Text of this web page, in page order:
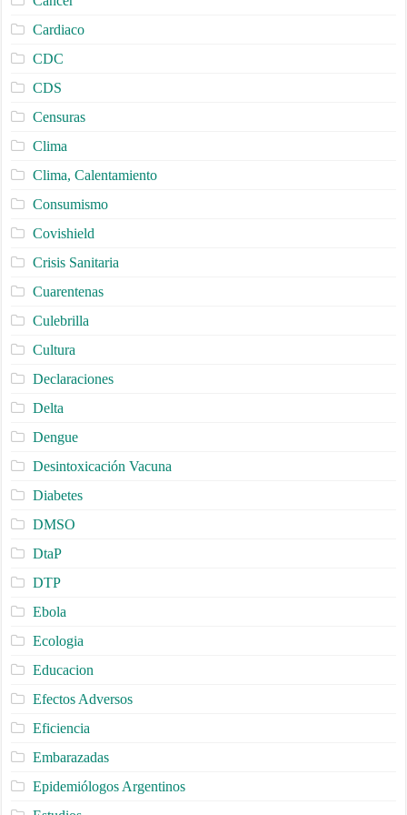
Cardiaco
CDC
CDS
Censuras
Clima
Clima, Calentamiento
Consumismo
Covishield
Crisis Sanitaria
Cuarentenas
Culebrilla
Cultura
Declaraciones
Delta
Dengue
Desintoxicación Vacuna
Diabetes
DMSO
DtaP
DTP
Ebola
Ecologia
Educacion
Efectos Adversos
Eficiencia
Embarazadas
Epidemiólogos Argentinos